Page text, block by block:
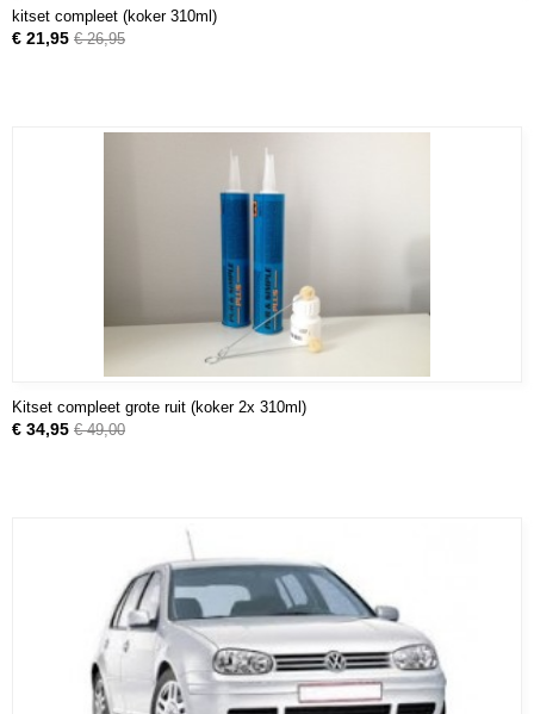
kitset compleet (koker 310ml)
€ 21,95 € 26,95
Kitset compleet grote ruit (koker 2x 310ml)
€ 34,95 € 49,00